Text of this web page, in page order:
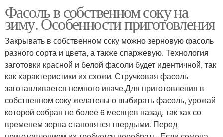
Фасоль в собственном соку на
зиму. Особенности приготовления
Закрывать в собственном соку можно зерновую фасоль
разного сорта и цвета, а также спаржевую. Технология
заготовки красной и белой фасоли будет идентичной, так
как характеристики их схожи. Стручковая фасоль
заготавливается немного иначе.Для приготовления в
собственном соку желательно выбирать фасоль, урожай
которой собран не более 6 месяцев назад, так как со
временем зерна становятся твердыми. Перед